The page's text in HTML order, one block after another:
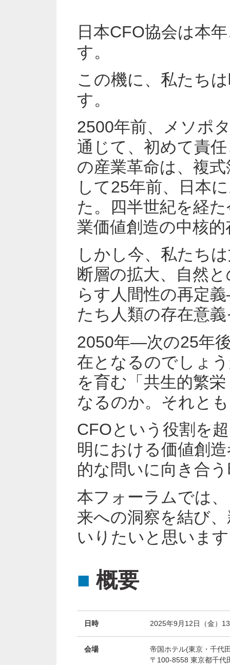
日本CFO協会は本
す。
この機に、私たち
す。
2500年前、メソポ
通じて、初めて責
の産業革命は、複
して25年前、日本
た。四半世紀を経
業価値創造の中核
しかし今、私たち
断層の拡大、自然
らす人間性の再定
たち人類の存在意
2050年―次の25年
在となるのでしょ
を育む「共生的繁
なるのか。それと
CFOという役割を
明における価値創
的な問いに向き合
本フォーラムでは
来への洞察を結び
いりたいと思いま
■ 概要
日時 2025年9月12日（金）
会場
帝国ホテル(東京・千代
〒100-8558 東京都千代